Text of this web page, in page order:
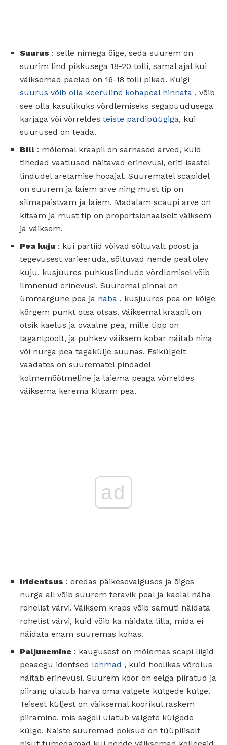
Suurus : selle nimega õige, seda suurem on
suurim lind pikkusega 18-20 tolli, samal ajal kui
väiksemad paelad on 16-18 tolli pikad. Kuigi
suurus võib olla keeruline kohapeal hinnata , võib
see olla kasulikuks võrdlemiseks segapuudusega
karjaga või võrreldes teiste pardipüügiga, kui
suurused on teada.
Bill : mõlemal kraapil on sarnased arved, kuid
tihedad vaatlused näitavad erinevusi, eriti isastel
lindudel aretamise hooajal. Suurematel scapidel
on suurem ja laiem arve ning must tip on
silmapaistvam ja laiem. Madalam scaupi arve on
kitsam ja must tip on proportsionaalselt väiksem
ja väiksem.
Pea kuju : kui partiid võivad sõltuvalt poost ja
tegevusest varieeruda, sõltuvad nende peal olev
kuju, kusjuures puhkuslindude võrdlemisel võib
ilmnenud erinevusi. Suuremal pinnal on
ümmargune pea ja naba , kusjuures pea on kõige
kõrgem punkt otsa otsas. Väiksemal kraapil on
otsik kaelus ja ovaalne pea, mille tipp on
tagantpoolt, ja puhkev väiksem kobar näitab nina
või nurga pea tagakülje suunas. Esikülgelt
vaadates on suurematel pindadel
kolmemõõtmeline ja laiema peaga võrreldes
väiksema kerema kitsam pea.
ad
Iridentsus : eredas päikesevalguses ja õiges
nurga all võib suurem teravik peal ja kaelal näha
rohelist värvi. Väiksem kraps võib samuti näidata
rohelist värvi, kuid võib ka näidata lilla, mida ei
näidata enam suuremas kohas.
Paljunemine : kaugusest on mõlemas scapi liigid
peaaegu identsed lehmad , kuid hoolikas võrdlus
näitab erinevusi. Suurem koor on selga piiratud ja
piirang ulatub harva oma valgete külgede külge.
Teisest küljest on väiksemal koorikul raskem
piiramine, mis sageli ulatub valgete külgede
külge. Naiste suuremad poksud on tüüpiliselt